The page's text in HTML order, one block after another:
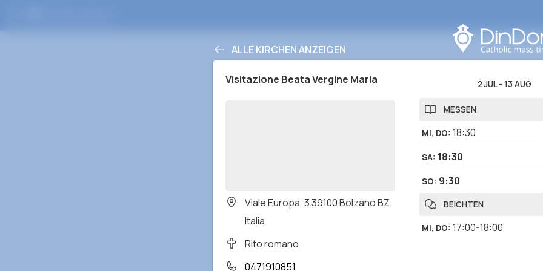
ALLE KIRCHEN ANZEIGEN
Visitazione Beata Vergine Maria
Viale Europa, 3 39100 Bolzano BZ
Italia
Rito romano
0471910851
2 JUL- 13 AUG
MESSEN
MI, DO: 18:30
SA: 18:30
SO: 9:30
BEICHTEN
MI, DO: 17:00-18:00